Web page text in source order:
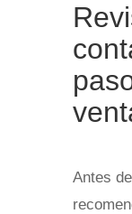
Antes